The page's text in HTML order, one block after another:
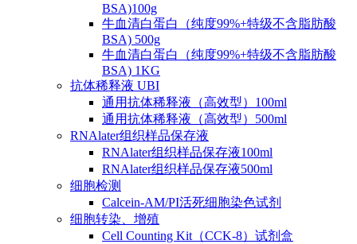
BSA)100g
牛血清白蛋白（纯度99%+特级不含脂肪酸
BSA) 500g
牛血清白蛋白（纯度99%+特级不含脂肪酸
BSA) 1KG
抗体稀释液 UBI
通用抗体稀释液（高效型）100ml
通用抗体稀释液（高效型）500ml
RNAlater组织样品保存液
RNAlater组织样品保存液100ml
RNAlater组织样品保存液500ml
细胞检测
Calcein-AM/PI活死细胞染色试剂
细胞转染、增殖
Cell Counting Kit（CCK-8）试剂盒